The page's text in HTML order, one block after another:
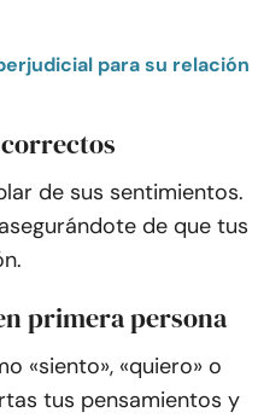
para su relación
de sus sentimientos.
de que tus
primera persona
«siento», «quiero» o
tus pensamientos y